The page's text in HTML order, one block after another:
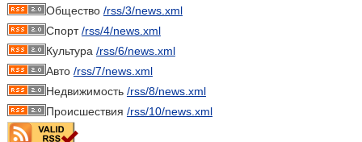
Общество /rss/3/news.xml
Спорт/rss/4/news.xml
Культура /rss/6/news.xml
Авто /rss/7/news.xml
Недвижимость /rss/8/news.xml
Происшествия /rss/10/news.xml